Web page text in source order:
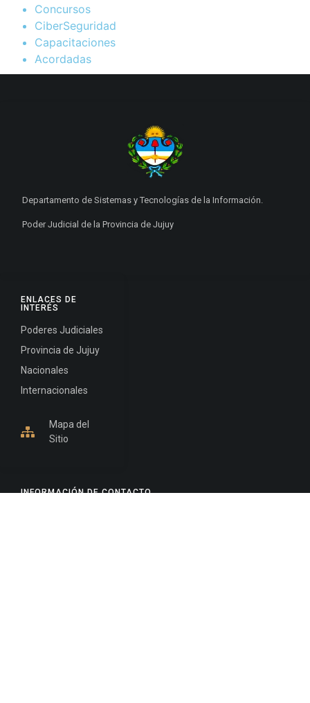
Concursos
CiberSeguridad
Capacitaciones
Acordadas
INFORMACIÓN DE CONTACTO
ENLACES DE
INTERÉS
Poderes Judiciales
Provincia de Jujuy
Nacionales
Internacionales
Mapa del
Sitio
Departamento de Sistemas y Tecnologías de la Información.
Poder Judicial de la Provincia de Jujuy